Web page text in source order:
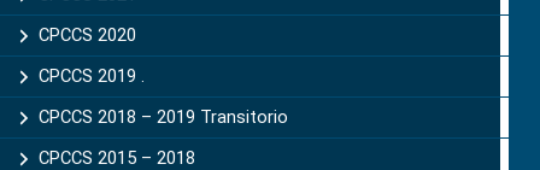
CPCCS 2020
CPCCS 2019 .
CPCCS 2018 – 2019 Transitorio
CPCCS 2015 – 2018